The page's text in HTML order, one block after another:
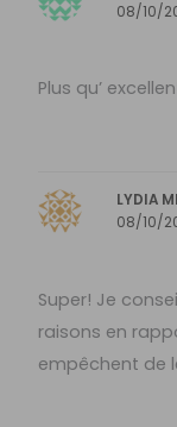
08/10/
Plus qu’
LYDIA
08/10/
Super! Je
raisons en
empêchent de